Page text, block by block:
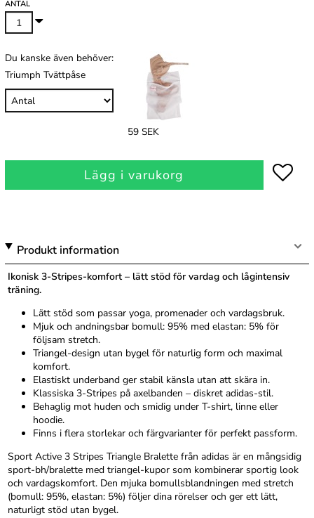
ANTAL
Du kanske även behöver:
Triumph Tvättpåse
59 SEK
Lägg i varukorg
Produkt information
Ikonisk 3-Stripes-komfort – lätt stöd för vardag och lågintensiv
träning.
Lätt stöd som passar yoga, promenader och vardagsbruk.
Mjuk och andningsbar bomull: 95% med elastan: 5% för
följsam stretch.
Triangel-design utan bygel för naturlig form och maximal
komfort.
Elastiskt underband ger stabil känsla utan att skära in.
Klassiska 3-Stripes på axelbanden – diskret adidas-stil.
Behaglig mot huden och smidig under T-shirt, linne eller
hoodie.
Finns i flera storlekar och färgvarianter för perfekt passform.
Sport Active 3 Stripes Triangle Bralette från adidas är en mångsidig
sport-bh/bralette med triangel-kupor som kombinerar sportig look
och vardagskomfort. Den mjuka bomullsblandningen med stretch
(bomull: 95%, elastan: 5%) följer dina rörelser och ger ett lätt,
naturligt stöd utan bygel.